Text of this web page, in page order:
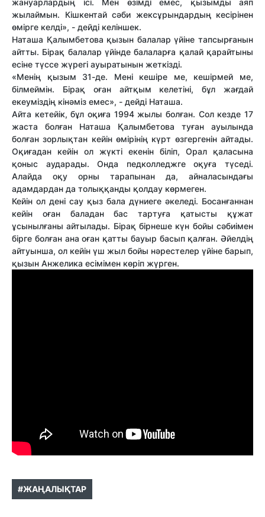
жануарлардың ісі. Мен өзімді емес, қызымды аяп
жылаймын. Кішкентай сәби жексұрындардың кесірінен
өмірге келді», - дейді келіншек.
Наташа Қалымбетова қызын балалар үйіне тапсырғанын
айтты. Бірақ балалар үйінде балаларға қалай қарайтыны
есіне түссе жүрегі ауыратынын жеткізді.
«Менің қызым 31-де. Мені кешіре ме, кешірмей ме,
білмеймін. Бірақ оған айтқым келетіні, бұл жағдай
екеуміздің кінәміз емес», - дейді Наташа.
Айта кетейік, бұл оқиға 1994 жылы болған. Сол кезде 17
жаста болған Наташа Қалымбетова туған ауылында
болған зорлықтан кейін өмірінің күрт өзгергенін айтады.
Оқиғадан кейін ол жүкті екенін біліп, Орал қаласына
қоныс аударады. Онда педколледжге оқуға түседі.
Алайда оқу орны тарапынан да, айналасындағы
адамдардан да толыққанды қолдау көрмеген.
Кейін ол дені сау қыз бала дүниеге әкеледі. Босанғаннан
кейін оған баладан бас тартуға қатысты құжат
ұсынылғаны айтылады. Бірақ бірнеше күн бойы сәбиімен
бірге болған ана оған қатты бауыр басып қалған. Әйелдің
айтуынша, ол кейін үш жыл бойы нәрестелер үйіне барып,
қызын Анжелика есімімен көріп жүрген.
#ЖАҢАЛЫҚТАР